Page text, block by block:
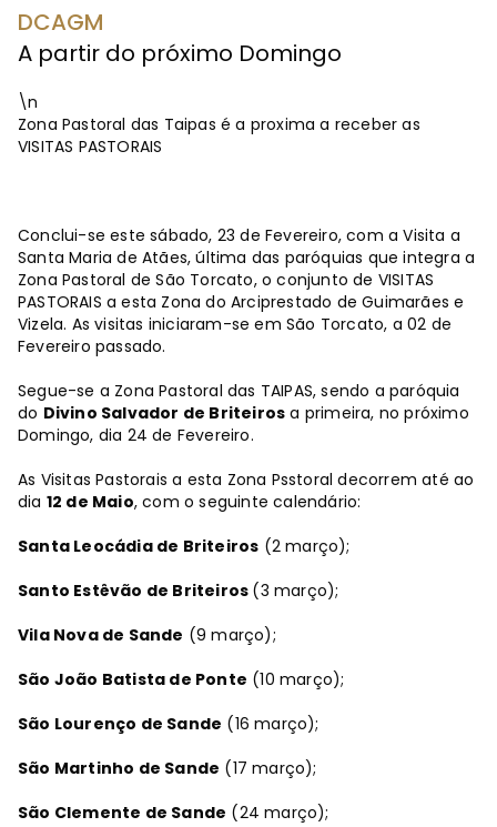
DCAGM
A partir do próximo Domingo
\n
Zona Pastoral das Taipas é a proxima a receber as
VISITAS PASTORAIS
Conclui-se este sábado, 23 de Fevereiro, com a Visita a
Santa Maria de Atães, última das paróquias que integra a
Zona Pastoral de São Torcato, o conjunto de VISITAS
PASTORAIS a esta Zona do Arciprestado de Guimarães e
Vizela. As visitas iniciaram-se em São Torcato, a 02 de
Fevereiro passado.
Segue-se a Zona Pastoral das TAIPAS, sendo a paróquia
do Divino Salvador de Briteiros a primeira, no próximo
Domingo, dia 24 de Fevereiro.
As Visitas Pastorais a esta Zona Psstoral decorrem até ao
dia 12 de Maio, com o seguinte calendário:
Santa Leocádia de Briteiros (2 março);
Santo Estêvão de Briteiros (3 março);
Vila Nova de Sande (9 março);
São João Batista de Ponte (10 março);
São Lourenço de Sande (16 março);
São Martinho de Sande (17 março);
São Clemente de Sande (24 março);